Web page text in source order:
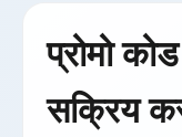
प्रोमो
सक्रिय